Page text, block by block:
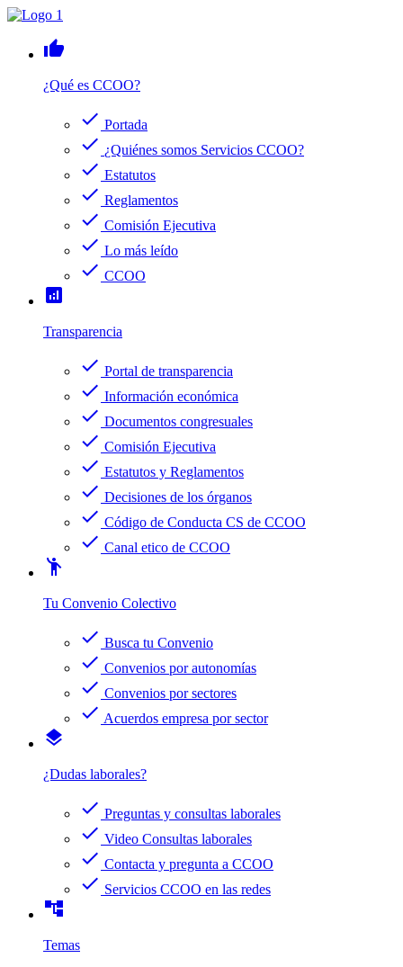
thumb_up
¿Qué es CCOO?
check Portada
check ¿Quiénes somos Servicios CCOO?
check Estatutos
check Reglamentos
check Comisión Ejecutiva
check Lo más leído
check CCOO
analytics
Transparencia
check Portal de transparencia
check Información económica
check Documentos congresuales
check Comisión Ejecutiva
check Estatutos y Reglamentos
check Decisiones de los órganos
check Código de Conducta CS de CCOO
check Canal etico de CCOO
emoji_people
Tu Convenio Colectivo
check Busca tu Convenio
check Convenios por autonomías
check Convenios por sectores
check Acuerdos empresa por sector
layers
¿Dudas laborales?
check Preguntas y consultas laborales
check Video Consultas laborales
check Contacta y pregunta a CCOO
check Servicios CCOO en las redes
account_tree
Temas